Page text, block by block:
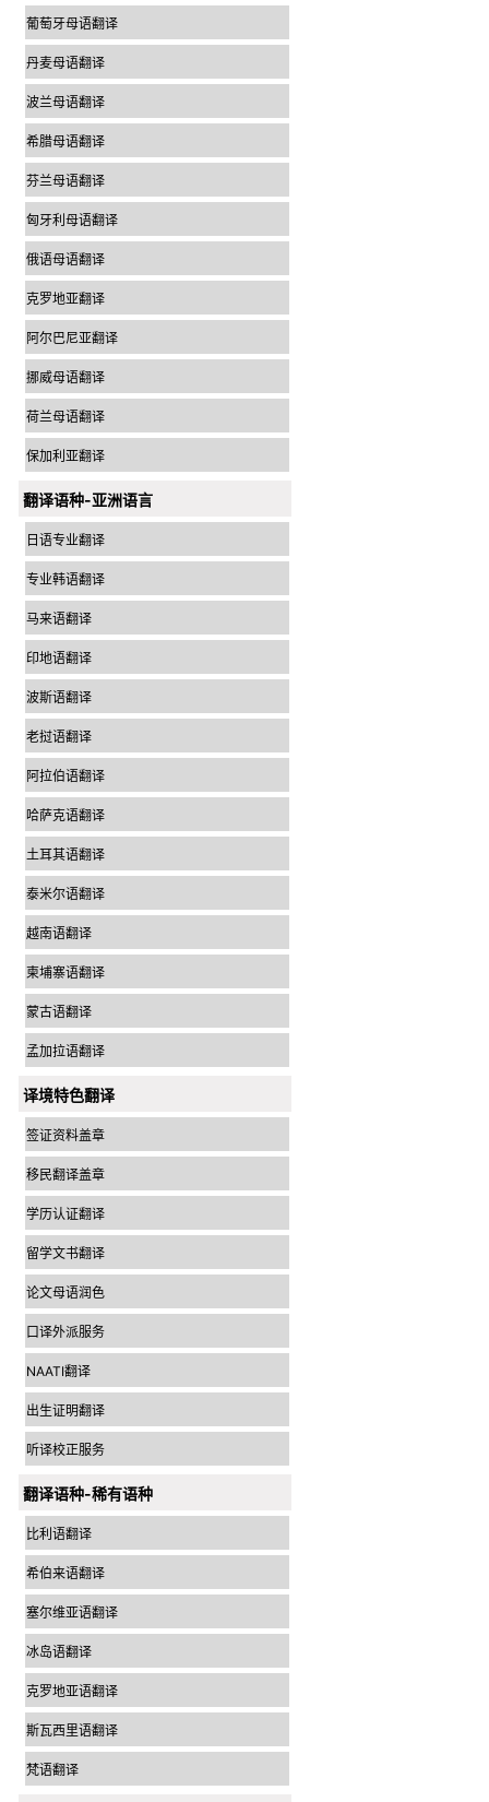
葡萄牙母语翻译
丹麦母语翻译
波兰母语翻译
希腊母语翻译
芬兰母语翻译
匈牙利母语翻译
俄语母语翻译
克罗地亚翻译
阿尔巴尼亚翻译
挪威母语翻译
荷兰母语翻译
保加利亚翻译
翻译语种-亚洲语言
日语专业翻译
专业韩语翻译
马来语翻译
印地语翻译
波斯语翻译
老挝语翻译
阿拉伯语翻译
哈萨克语翻译
土耳其语翻译
泰米尔语翻译
越南语翻译
柬埔寨语翻译
蒙古语翻译
孟加拉语翻译
译境特色翻译
签证资料盖章
移民翻译盖章
学历认证翻译
留学文书翻译
论文母语润色
口译外派服务
NAATI翻译
出生证明翻译
听译校正服务
翻译语种-稀有语种
比利语翻译
希伯来语翻译
塞尔维亚语翻译
冰岛语翻译
克罗地亚语翻译
斯瓦西里语翻译
梵语翻译